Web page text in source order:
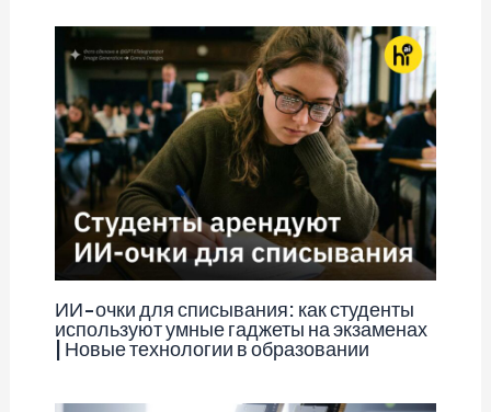
ИИ-очки для списывания: как студенты
используют умные гаджеты на экзаменах
| Новые технологии в образовании